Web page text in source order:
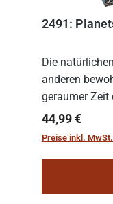
2491:
Die
anderen
geraumer Zeit
sichern,
Regulärer
44,99 €
Preise inkl.